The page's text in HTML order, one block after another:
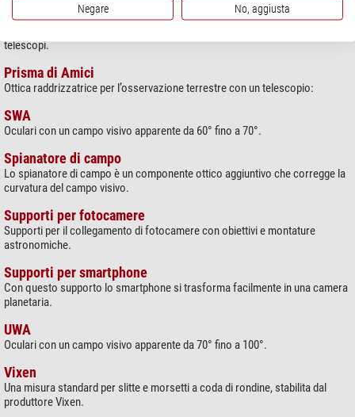
Plössl
telescopi.
Prisma di Amici
Ottica raddrizzatrice per l’osservazione terrestre con un telescopio:
SWA
Oculari con un campo visivo apparente da 60° fino a 70°.
Spianatore di campo
Lo spianatore di campo è un componente ottico aggiuntivo che corregge la
curvatura del campo visivo.
Supporti per fotocamere
Supporti per il collegamento di fotocamere con obiettivi e montature
astronomiche.
Supporti per smartphone
Con questo supporto lo smartphone si trasforma facilmente in una camera
planetaria.
UWA
Oculari con un campo visivo apparente da 70° fino a 100°.
Vixen
Una misura standard per slitte e morsetti a coda di rondine, stabilita dal
produttore Vixen.
Negare No, aggiusta